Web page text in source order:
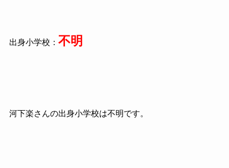
出身小学校： 不明
河下楽さんの出身小学校は不明です。